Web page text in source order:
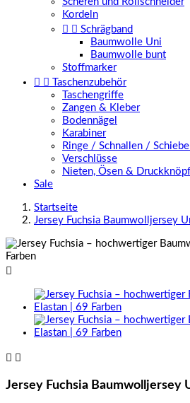
Kordeln
  Schrägband
Baumwolle Uni
Baumwolle bunt
Stoffmarker
 
Taschenzubehör
Taschengriffe
Zangen & Kleber
Bodennägel
Karabiner
Ringe / Schnallen /
Verschlüsse
Nieten, Ösen &
Sale
Startseite
Jersey Fuchsia Baumwolljersey

 
Jersey Fuchsia Baumwolljersey